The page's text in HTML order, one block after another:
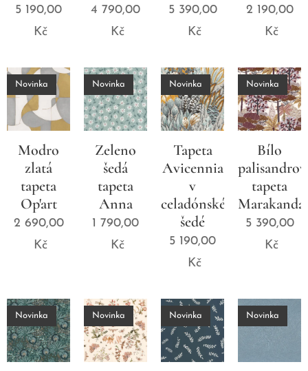
5 190,00
Kč
4 790,00
Kč
5 390,00
Kč
2 190,00
Kč
Modro
zlatá
tapeta
Op'art
Novinka
2 690,00
Kč
Zeleno
šedá
tapeta
Anna
Novinka
1 790,00
Kč
Tapeta
Avicennia
v
celadónské
šedé
Novinka
5 190,00
Kč
Bílo
tapeta
Marakanda
Novinka
5 390,00
Kč
Novinka Novinka Novinka Novinka